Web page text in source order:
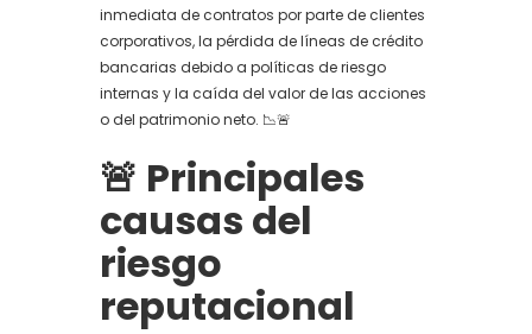
inmediata de contratos por parte de clientes
corporativos, la pérdida de líneas de crédito
bancarias debido a políticas de riesgo
internas y la caída del valor de las acciones
o del patrimonio neto. 📉🚨
🚨 Principales
causas del
riesgo
reputacional